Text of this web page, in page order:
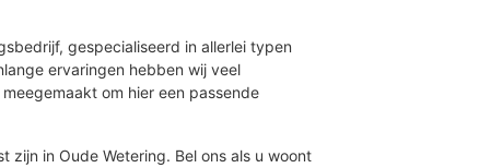
gespecialiseerd in allerlei typen
ervaringen hebben wij veel
om hier een passende
zijn in Oude Wetering. Bel ons als u woont